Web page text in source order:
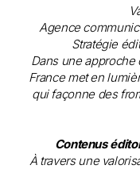
Agence
Stratégie
Dans une approche
France met en
qui façonne des
Contenus
À travers une